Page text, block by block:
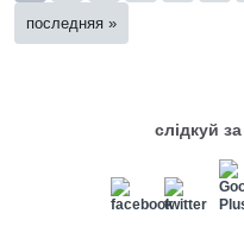
последняя »
слідкуй